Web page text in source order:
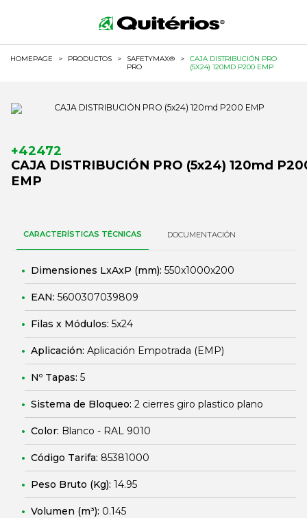
HOMEPAGE > PRODUCTOS >
SAFETYMAX®
PRO
>
CAJA DISTRIBUCIÓN PRO
(5X24) 120MD P200 EMP
+42472
CAJA DISTRIBUCIÓN PRO (5x24) 120md
EMP
CARACTERÍSTICAS TÉCNICAS DOCUMENTACIÓN
Dimensiones LxAxP (mm): 550x1000x200
EAN: 5600307039809
Filas x Módulos: 5x24
Aplicación: Aplicación Empotrada (EMP)
Nº Tapas: 5
Sistema de Bloqueo: 2 cierres giro plastico plano
Color: Blanco - RAL 9010
Código Tarifa: 85381000
Peso Bruto (Kg): 14.95
Volumen (m³): 0.145